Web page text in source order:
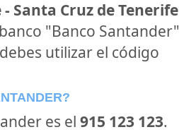
Santa Cruz de Tenerife
"Banco Santander"
utilizar el código
es el 915 123 123.